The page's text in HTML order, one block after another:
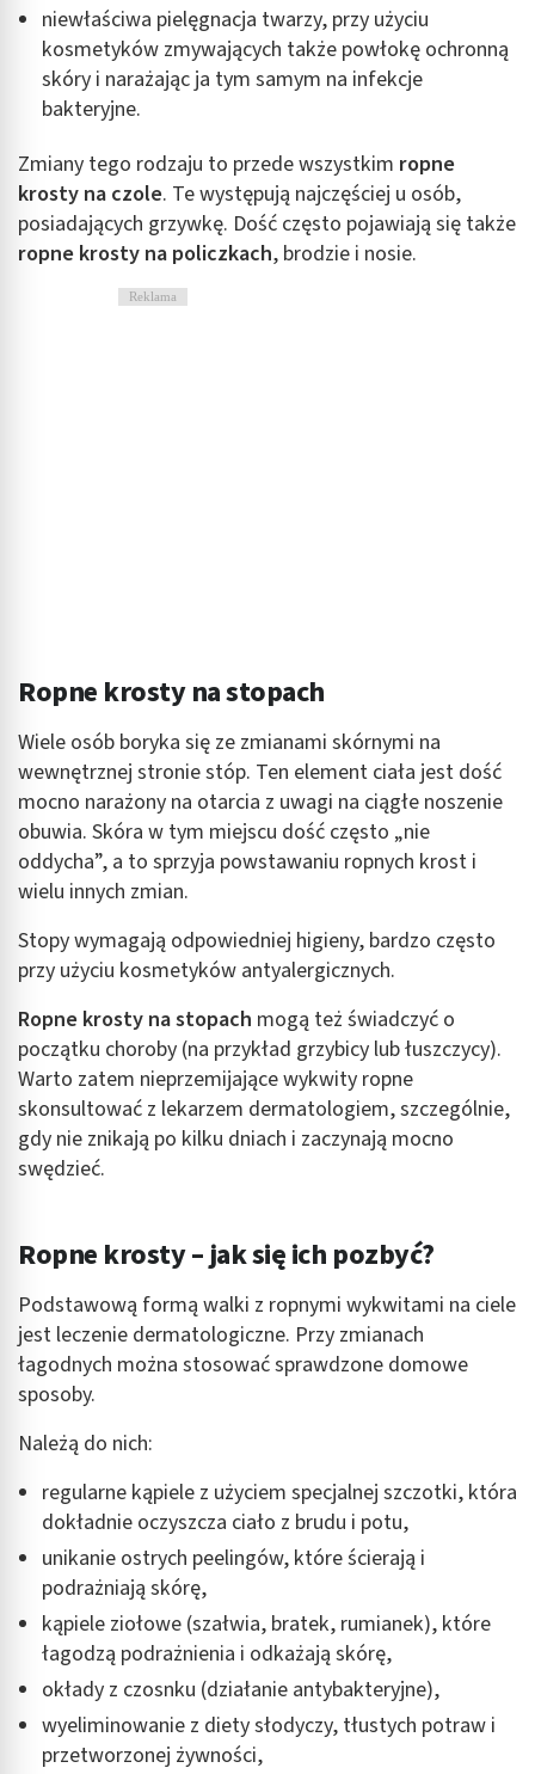
niewłaściwa pielęgnacja twarzy, przy użyciu
kosmetyków zmywających także powłokę ochronną
skóry i narażając ja tym samym na infekcje
bakteryjne.
Zmiany tego rodzaju to przede wszystkim ropne
krosty na czole. Te występują najczęściej u osób,
posiadających grzywkę. Dość często pojawiają się także
ropne krosty na policzkach, brodzie i nosie.
Reklama
Ropne krosty na stopach
Wiele osób boryka się ze zmianami skórnymi na
wewnętrznej stronie stóp. Ten element ciała jest dość
mocno narażony na otarcia z uwagi na ciągłe noszenie
obuwia. Skóra w tym miejscu dość często „nie
oddycha”, a to sprzyja powstawaniu ropnych krost i
wielu innych zmian.
Stopy wymagają odpowiedniej higieny, bardzo często
przy użyciu kosmetyków antyalergicznych.
Ropne krosty na stopach mogą też świadczyć o
początku choroby (na przykład grzybicy lub łuszczycy).
Warto zatem nieprzemijające wykwity ropne
skonsultować z lekarzem dermatologiem, szczególnie,
gdy nie znikają po kilku dniach i zaczynają mocno
swędzieć.
Ropne krosty – jak się ich pozbyć?
Podstawową formą walki z ropnymi wykwitami na ciele
jest leczenie dermatologiczne. Przy zmianach
łagodnych można stosować sprawdzone domowe
sposoby.
Należą do nich:
regularne kąpiele z użyciem specjalnej szczotki, która
dokładnie oczyszcza ciało z brudu i potu,
unikanie ostrych peelingów, które ścierają i
podrażniają skórę,
kąpiele ziołowe (szałwia, bratek, rumianek), które
łagodzą podrażnienia i odkażają skórę,
okłady z czosnku (działanie antybakteryjne),
wyeliminowanie z diety słodyczy, tłustych potraw i
przetworzonej żywności,